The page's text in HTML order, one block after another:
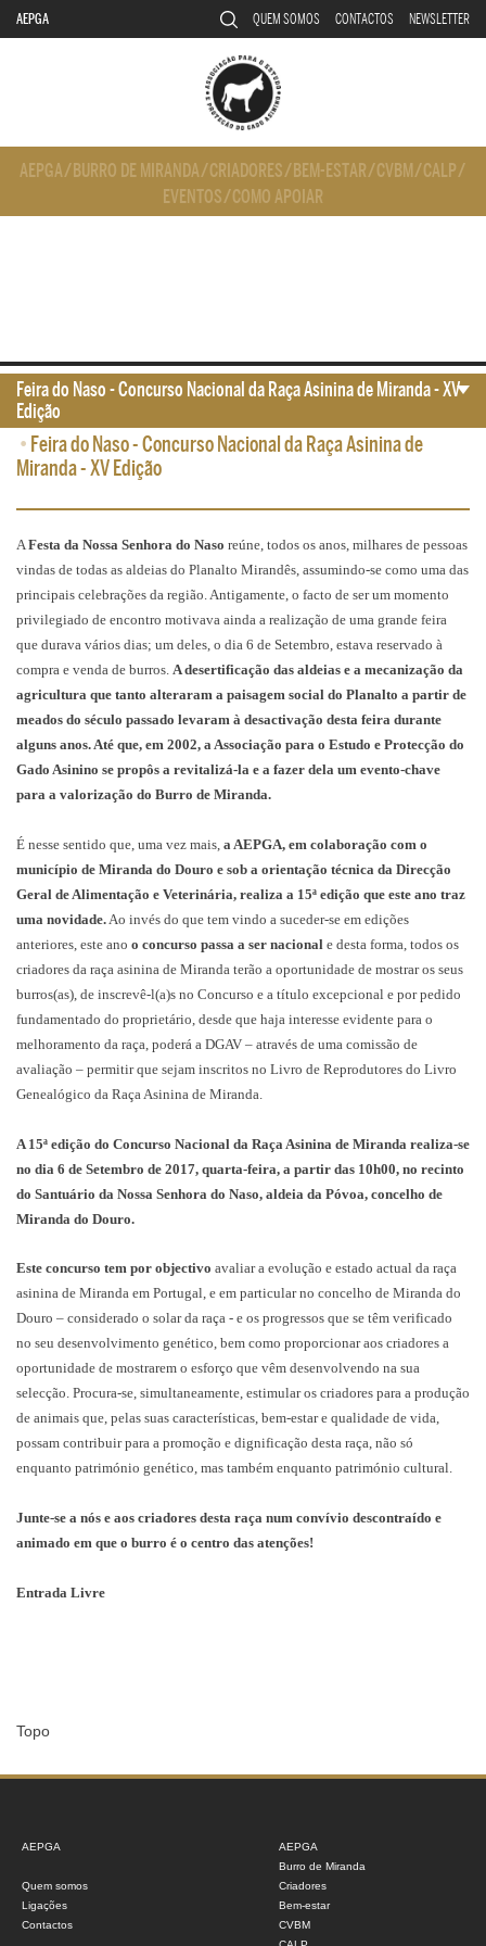
AEPGA QUEM SOMOS CONTACTOS NEWSLETTER
AEPGA/ BURRO DE MIRANDA/CRIADORES/ BEM-ESTAR/CVBM/CALP/
EVENTOS/COMO APOIAR
• Feira do Naso - Concurso Nacional da Raça Asinina de
Miranda - XV Edição
AFesta da Nossa Senhora do Naso reúne, todos os anos, milhares de pessoas
vindas de todas as aldeias do Planalto Mirandês, assumindo-se como uma das
principais celebrações da região. Antigamente, o facto de ser um momento
privilegiado de encontro motivava ainda a realização de uma grande feira
que durava vários dias; um deles, o dia 6 de Setembro, estava reservado à
compra e venda de burros. A desertificação das aldeias e a mecanização da
agricultura que tanto alteraram a paisagem social do Planalto a partir de
meados do século passado levaram à desactivação desta feira durante
alguns anos. Até que, em 2002, a Associação para o Estudo e Protecção do
Gado Asinino se propôs a revitalizá-la e a fazer dela um evento-chave
para a valorização do Burro de Miranda.
É nesse sentido que, uma vez mais, a AEPGA, em colaboração com o
município de Miranda do Douro e sob a orientação técnica da Direcção
Geral de Alimentação e Veterinária, realiza a 15ª edição que este ano traz
uma novidade.Ao invés do que tem vindo a suceder-se em edições
anteriores, este ano o concurso passa a ser nacional e desta forma, todos os
criadores da raça asinina de Miranda terão a oportunidade de mostrar os seus
burros(as), de inscrevê-l(a)s no Concurso e a título excepcional e por pedido
fundamentado do proprietário, desde que haja interesse evidente para o
melhoramento da raça, poderá a DGAV – através de uma comissão de
avaliação – permitir que sejam inscritos no Livro de Reprodutores do Livro
Genealógico da Raça Asinina de Miranda.
A 15ª edição do Concurso Nacional da Raça Asinina de Miranda realiza-se
no dia 6 de Setembro de 2017, quarta-feira, a partir das 10h00, no recinto
do Santuário da Nossa Senhora do Naso, aldeia da Póvoa, concelho de
Miranda do Douro.
Este concurso tem por objectivo avaliar a evolução e estado actual da raça
asinina de Miranda em Portugal, e em particular no concelho de Miranda do
Douro – considerado o solar da raça - e os progressos que se têm verificado
no seu desenvolvimento genético, bem como proporcionar aos criadores a
oportunidade de mostrarem o esforço que vêm desenvolvendo na sua
selecção. Procura-se, simultaneamente, estimular os criadores para a produção
de animais que, pelas suas características, bem-estar e qualidade de vida,
possam contribuir para a promoção e dignificação desta raça, não só
enquanto património genético, mas também enquanto património cultural.
Junte-se a nós e aos criadores desta raça num convívio descontraído e
animado em que o burro é o centro das atenções!
Entrada Livre
Topo
Feira do Naso - Concurso Nacional da Raça Asinina de Miranda - XV
Edição
AEPGA
Quem somos
Ligações
Contactos
AEPGA
Burro de Miranda
Criadores
Bem-estar
CVBM